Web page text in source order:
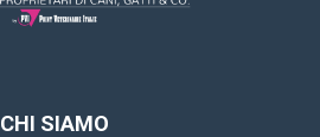
CHI SIAMO